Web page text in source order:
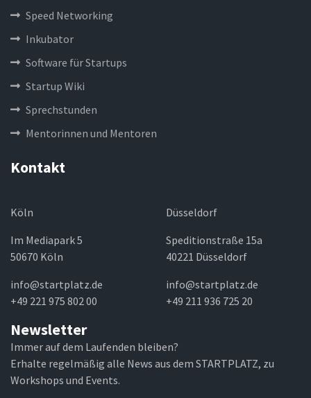
Speed Networking
Inkubator
Software für Startups
Startup Wiki
Sprechstunden
Mentorinnen und Mentoren
Kontakt
Köln
Im Mediapark 5
50670 Köln
info@startplatz.de
+49 221 975 802 00
Düsseldorf
Speditionstraße 15a
40221 Düsseldorf
info@startplatz.de
+49 211 936 725 20
Newsletter
Immer auf dem Laufenden bleiben?
Erhalte regelmäßig alle News aus dem STARTPLATZ, zu
Workshops und Events.